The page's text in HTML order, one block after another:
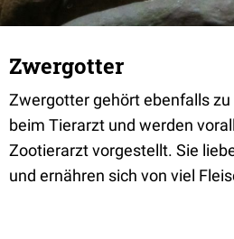
Zwergotter
Zwergotter gehört ebenfalls
beim Tierarzt und werden
Zootierarzt vorgestellt. Sie
und ernähren sich von viel